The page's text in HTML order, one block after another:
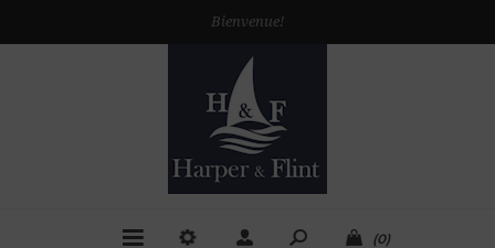
Bienvenue!
(0)